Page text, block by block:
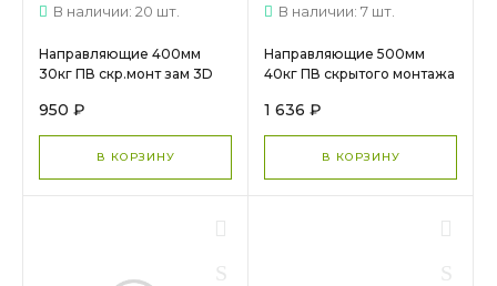
В наличии: 20 шт.
Направляющие 400мм
30кг ПВ скр.монт зам 3D
A)арт.25233 МС 2252
950 ₽
В КОРЗИНУ
В наличии: 7 шт.
Направляющие 500мм
40кг ПВ скрытого монтажа
арт. 16256 МС 1949
1 636 ₽
В КОРЗИНУ